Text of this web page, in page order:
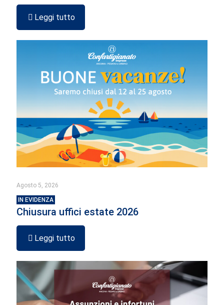
Leggi tutto
Agosto 5, 2026
IN EVIDENZA
Chiusura uffici estate 2026
Leggi tutto